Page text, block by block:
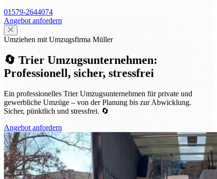
01579-2644074
Angebot anfordern
Umziehen mit Umzugsfirma Müller
🔄 Trier Umzugsunternehmen:
Professionell, sicher, stressfrei
Ein professionelles Trier Umzugsunternehmen für private und
gewerbliche Umzüge – von der Planung bis zur Abwicklung.
Sicher, pünktlich und stressfrei. 🔄
Angebot anfordern